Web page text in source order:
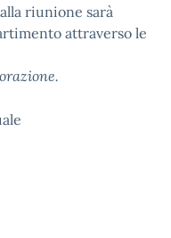
riunione sarà
attraverso le